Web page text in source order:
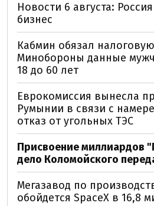
Новости 6 августа:
бизнес
Кабмин обязал
Минобороны данные
18 до 60 лет
Еврокомиссия вынесла
Румынии в связи с
отказ от угольных ТЭС
Присвоение миллиардов
дело Коломойского
Мегазавод по
обойдется SpaceX в 16,8